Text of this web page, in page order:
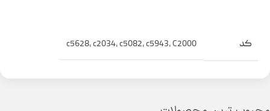
کد c5628,c2034,c5082,c5943,C2000